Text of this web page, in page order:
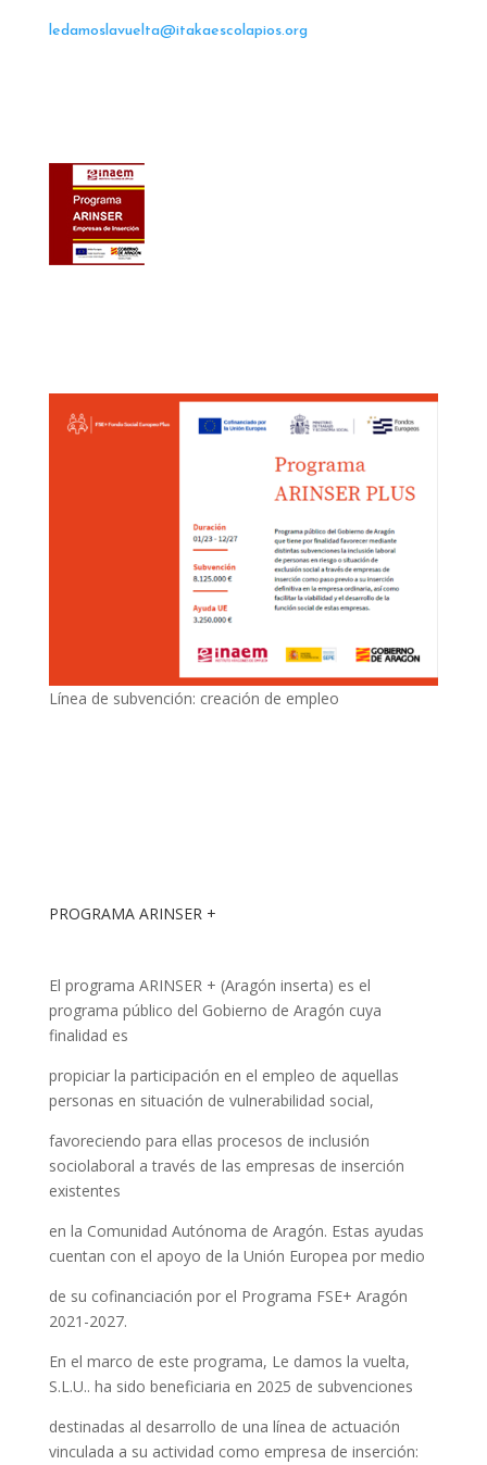
ledamoslavuelta@itakaescolapios.org
Línea de subvención: creación de empleo
PROGRAMA ARINSER +
El programa ARINSER + (Aragón inserta) es el
programa público del Gobierno de Aragón cuya
finalidad es
propiciar la participación en el empleo de aquellas
personas en situación de vulnerabilidad social,
favoreciendo para ellas procesos de inclusión
sociolaboral a través de las empresas de inserción
existentes
en la Comunidad Autónoma de Aragón. Estas ayudas
cuentan con el apoyo de la Unión Europea por medio
de su cofinanciación por el Programa FSE+ Aragón
2021-2027.
En el marco de este programa, Le damos la vuelta,
S.L.U.. ha sido beneficiaria en 2025 de subvenciones
destinadas al desarrollo de una línea de actuación
vinculada a su actividad como empresa de inserción: